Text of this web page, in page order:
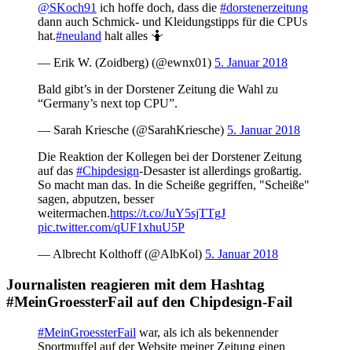
@SKoch91 ich hoffe doch, dass die #dorstenerzeitung
dann auch Schmick- und Kleidungstipps für die CPUs
hat.#neuland halt alles 🤷
— Erik W. (Zoidberg) (@ewnx01) 5. Januar 2018
Bald gibt’s in der Dorstener Zeitung die Wahl zu
“Germany’s next top CPU”.
— Sarah Kriesche (@SarahKriesche) 5. Januar 2018
Die Reaktion der Kollegen bei der Dorstener Zeitung
auf das #Chipdesign-Desaster ist allerdings großartig.
So macht man das. In die Scheiße gegriffen, "Scheiße"
sagen, abputzen, besser
weitermachen.https://t.co/JuY5sjTTgJ
pic.twitter.com/qUF1xhuU5P
— Albrecht Kolthoff (@AlbKol) 5. Januar 2018
Journalisten reagieren mit dem Hashtag
#MeinGroessterFail auf den Chipdesign-Fail
#MeinGroessterFail war, als ich als bekennender
Sportmuffel auf der Website meiner Zeitung einen